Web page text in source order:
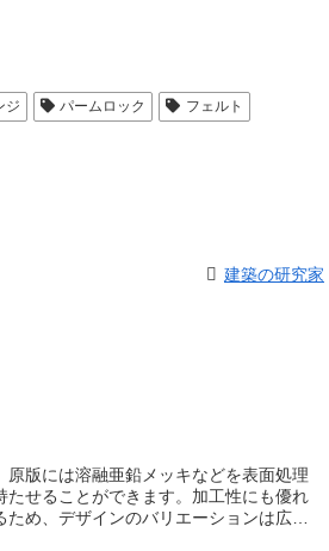
ジ パームロック フェルト
建築の研究家
原版には溶融亜鉛メッキなどを表面処理
せることができます。加工性にも優れ
め、デザインのバリエーションは広が